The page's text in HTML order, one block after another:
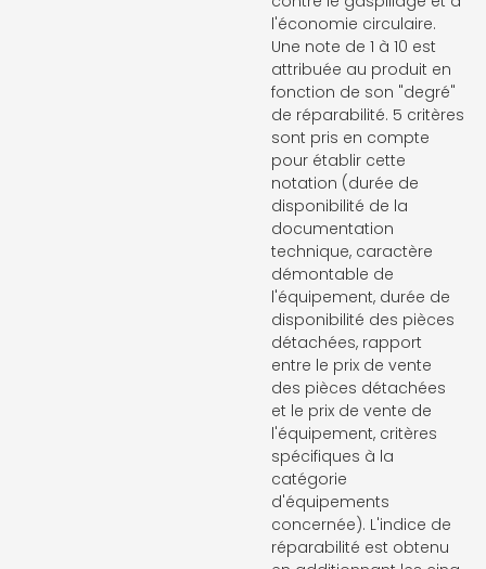
l'économie circulaire.
Une note de 1 à 10 est
attribuée au produit en
fonction de son "degré"
de réparabilité. 5 critères
sont pris en compte
pour établir cette
notation (durée de
disponibilité de la
documentation
technique, caractère
démontable de
l'équipement, durée de
disponibilité des pièces
détachées, rapport
entre le prix de vente
des pièces détachées
et le prix de vente de
l'équipement, critères
spécifiques à la
catégorie
d'équipements
concernée). L'indice de
réparabilité est obtenu